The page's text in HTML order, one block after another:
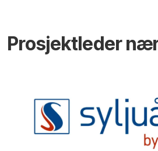
Prosjektleder